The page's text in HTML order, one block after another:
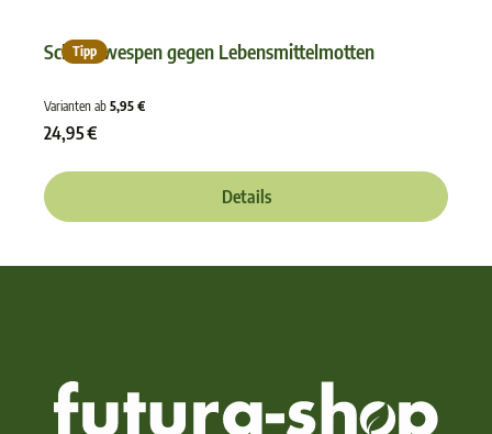
Tipp
Schlupfwespen gegen Lebensmittelmotten
Varianten ab 5,95 €
24,95 €
Details